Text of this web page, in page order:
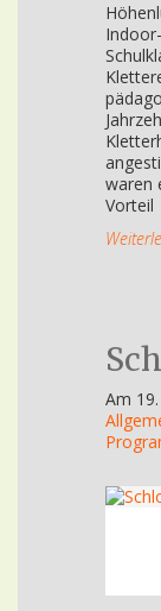
waren
Vorteil
Am